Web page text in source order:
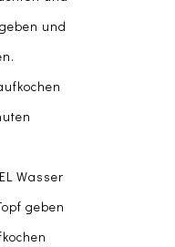
und
Wasser
geben